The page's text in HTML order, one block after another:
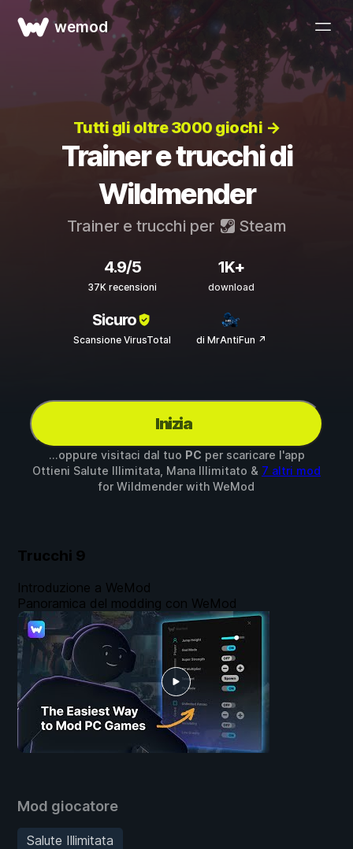
wemod
Tutti gli oltre 3000 giochi →
Trainer e trucchi di
Wildmender
Trainer e trucchi per Steam
4.9/5
37K recensioni
1K+
download
Sicuro
Scansione VirusTotal di MrAntiFun ↗
Inizia
...oppure visitaci dal tuo PC per scaricare l'app
Ottieni Salute Illimitata, Mana Illimitato & 7 altri mod
for Wildmender with WeMod
Trucchi 9
Mod giocatore
Salute Illimitata
Introduzione a WeMod
Panoramica del modding con WeMod